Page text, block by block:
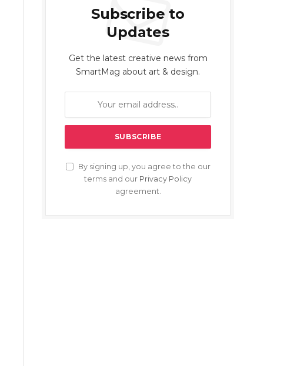
Subscribe to
Updates
Get the latest creative news from
SmartMag about art & design.
By signing up, you agree to the our
terms and our Privacy Policy
agreement.